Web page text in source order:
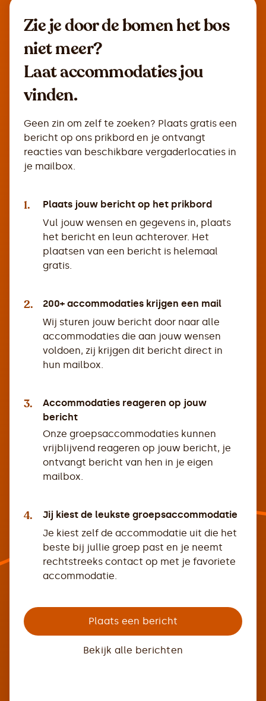
Zie je door de bomen het bos
niet meer?
Laat accommodaties jou
vinden.
Geen zin om zelf te zoeken? Plaats gratis een
bericht op ons prikbord en je ontvangt
reacties van beschikbare vergaderlocaties in
je mailbox.
1.
Plaats jouw bericht op het prikbord
Vul jouw wensen en gegevens in, plaats
het bericht en leun achterover. Het
plaatsen van een bericht is helemaal
gratis.
2.
200+ accommodaties krijgen een mail
Wij sturen jouw bericht door naar alle
accommodaties die aan jouw wensen
voldoen, zij krijgen dit bericht direct in
hun mailbox.
3.
Accommodaties reageren op jouw
bericht
Onze groepsaccommodaties kunnen
vrijblijvend reageren op jouw bericht, je
ontvangt bericht van hen in je eigen
mailbox.
4.
Jij kiest de leukste groepsaccommodatie
Je kiest zelf de accommodatie uit die het
beste bij jullie groep past en je neemt
rechtstreeks contact op met je favoriete
accommodatie.
Plaats een bericht
Bekijk alle berichten